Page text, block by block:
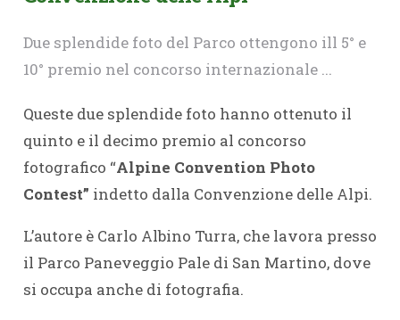
Due splendide foto del Parco ottengono ill 5° e
10° premio nel concorso internazionale ...
Queste due splendide foto hanno ottenuto il
quinto e il decimo premio al concorso
fotografico “Alpine Convention Photo
Contest” indetto dalla Convenzione delle Alpi.
L’autore è Carlo Albino Turra, che lavora presso
il Parco Paneveggio Pale di San Martino, dove
si occupa anche di fotografia.